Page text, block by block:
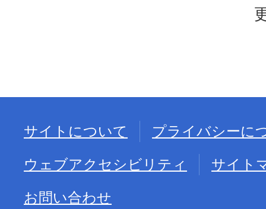
サイトについて
プライバシーに
ウェブアクセシビリティ
サイト
お問い合わせ